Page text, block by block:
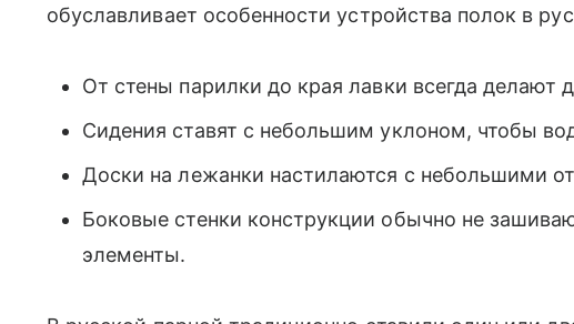
обуславливает особенности устройства полок в
От стены парилки до края лавки всегда делают
Сидения ставят с небольшим уклоном, чтобы
Доски на лежанки настилаются с небольшими
Боковые стенки конструкции обычно не
элементы.